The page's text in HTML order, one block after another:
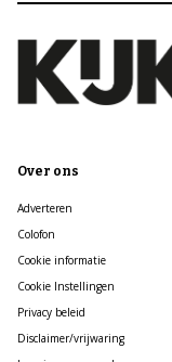
Over ons
Adverteren
Colofon
Cookie informatie
Cookie Instellingen
Privacy beleid
Disclaimer/vrijwaring